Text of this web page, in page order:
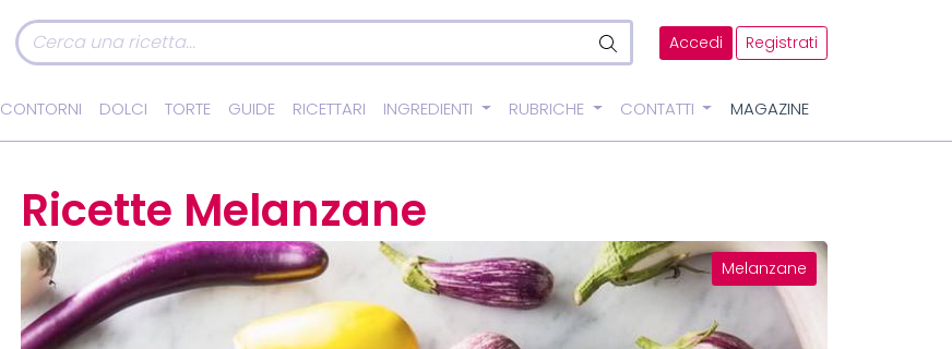
Accedi Registrati
CONTORNI DOLCI TORTE GUIDE RICETTARI INGREDIENTI RUBRICHE CONTATTI MAGAZINE
Ricette Melanzane
Melanzane